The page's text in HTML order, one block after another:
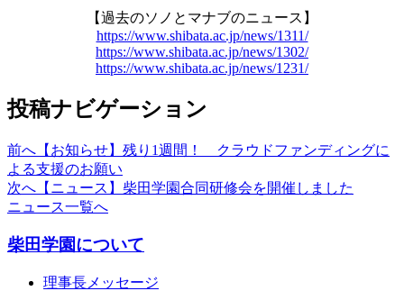
【過去のソノとマナブのニュース】
https://www.shibata.ac.jp/news/1311/
https://www.shibata.ac.jp/news/1302/
https://www.shibata.ac.jp/news/1231/
投稿ナビゲーション
前へ 【お知らせ】残り1週間！ クラウドファンディングに
よる支援のお願い
次へ 【ニュース】柴田学園合同研修会を開催しました
ニュース一覧へ
柴田学園について
理事長メッセージ